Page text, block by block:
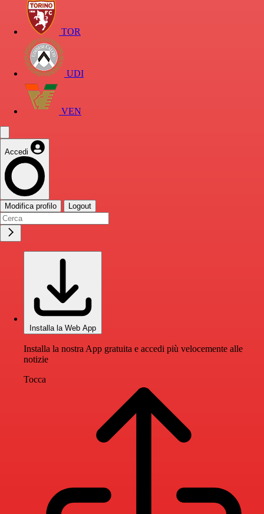
TOR
UDI
VEN
Accedi
Modifica profilo Logout
Installa la Web App
Installa la nostra App gratuita e accedi più velocemente alle
notizie
Tocca